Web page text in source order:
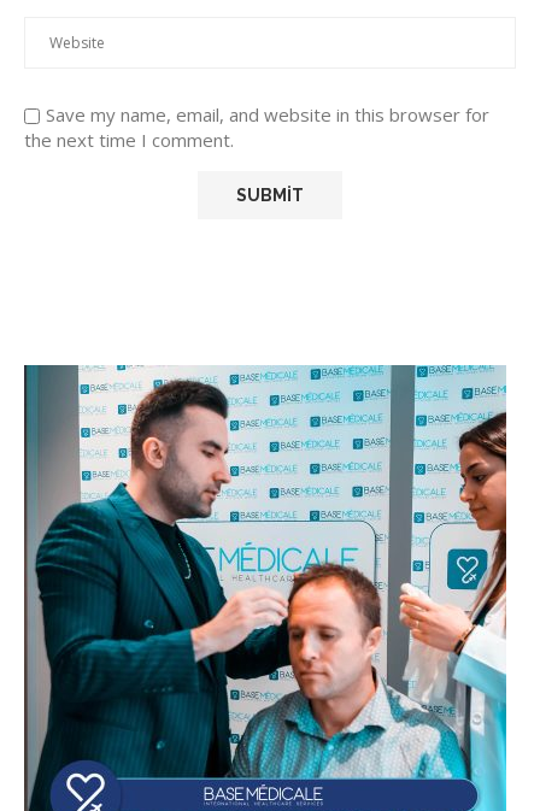
Save my name, email, and website in this browser for
the next time I comment.